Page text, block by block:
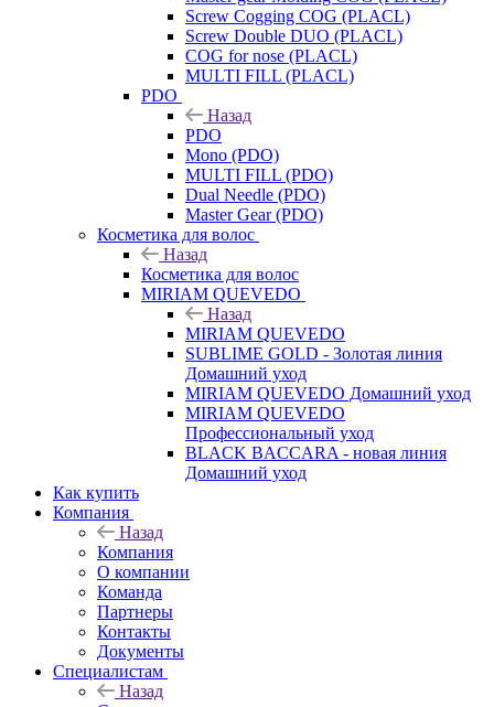
Screw Cogging COG (PLACL)
Screw Double DUO (PLACL)
COG for nose (PLACL)
MULTI FILL (PLACL)
PDO
Назад
PDO
Mono (PDO)
MULTI FILL (PDO)
Dual Needle (PDO)
Master Gear (PDO)
Косметика для волос
Назад
Косметика для волос
MIRIAM QUEVEDO
Назад
MIRIAM QUEVEDO
SUBLIME GOLD - Золотая линия
Домашний уход
MIRIAM QUEVEDO Домашний уход
MIRIAM QUEVEDO
Профессиональный уход
BLACK BACCARA - новая линия
Домашний уход
Как купить
Компания
Назад
Компания
О компании
Команда
Партнеры
Контакты
Документы
Специалистам
Назад